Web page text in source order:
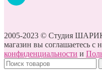
2005-2023 © Студия
магазин вы соглашаетесь с
конфиденциальности и